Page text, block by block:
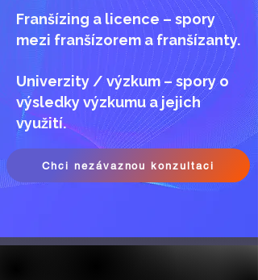
Franšízing a licence – spory
mezi franšízorem a franšízanty.
Univerzity / výzkum – spory o
výsledky výzkumu a jejich
využití.
Chci nezávaznou konzultaci